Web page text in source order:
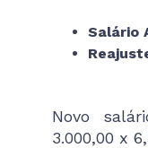
Salário
Novo
3.000,00 x